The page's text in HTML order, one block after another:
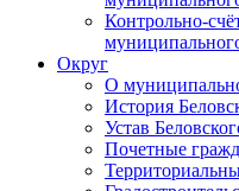
Контрольно-
Округ
О
История
Устав
Почетные